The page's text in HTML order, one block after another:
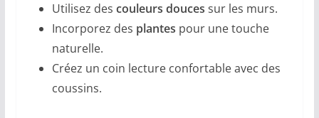
Utilisez des couleurs douces sur les murs.
Incorporez des plantes pour une touche
naturelle.
Créez un coin lecture confortable avec des
coussins.